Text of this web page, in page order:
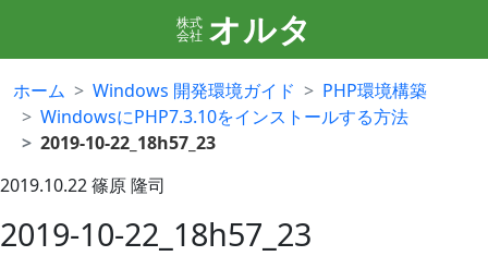
株式
会社 オルタ
ホーム Windows 開発環境ガイド
PHP環境構築
WindowsにPHP7.3.10をインストールする方法
2019-10-22_18h57_23
2019.10.22篠原 隆司
2019-10-22_18h57_23